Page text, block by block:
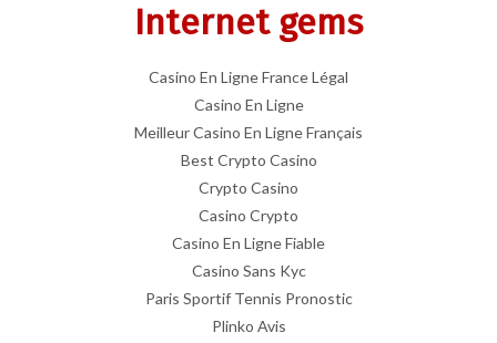
Internet gems
Casino En Ligne France Légal
Casino En Ligne
Meilleur Casino En Ligne Français
Best Crypto Casino
Crypto Casino
Casino Crypto
Casino En Ligne Fiable
Casino Sans Kyc
Paris Sportif Tennis Pronostic
Plinko Avis